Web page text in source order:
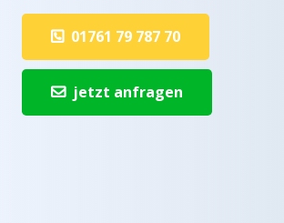
01761 79 787 70
jetzt anfragen